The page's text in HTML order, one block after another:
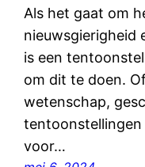
Als het gaat om
nieuwsgierigheid
is een
om dit te doen.
wetenschap,
tentoonstellingen
voor…